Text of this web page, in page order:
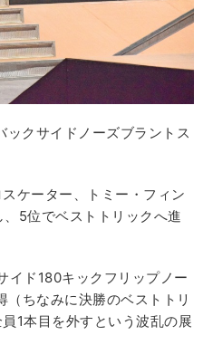
ックサイドノーズブラントス
ケーター、トミー・フィン
5位でベストトリックへ進
イド180キックフリップノー
ちなみに決勝のベストトリ
1本目を外すという波乱の展